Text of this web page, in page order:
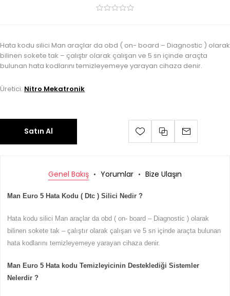
Hata kodu silici Man araçlar da obd ( on- board – Diagnostic ) olarak
bilinen sokete tak – çalıştır olarak çalışan ve 5 sn içinde araçta
bulunan hata kodlarını temizleyemeye yarayan cihaza denir.
Üretici: Nitro Mekatronik
Satın Al
Genel Bakış Yorumlar Bize Ulaşın
Man Euro 5 Hata Kodu ( Dtc ) Silici Nedir ?
Hata kodu silici Man araçlar da obd ( on- board – Diagnostic ) olarak
bilinen sokete tak – çalıştır olarak çalışan ve 5 sn içinde araçta bulunan
hata kodlarını temizleyemeye yarayan cihaza denir.
Man Euro 5 Hata kodu Temizleyicinin Desteklediği Sistemler
Nelerdir ?